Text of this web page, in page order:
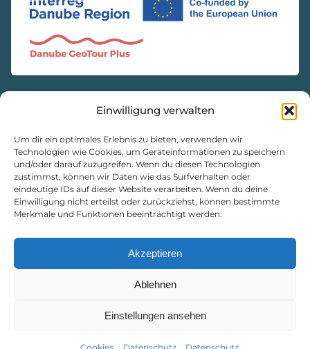
Einwilligung verwalten
Um dir ein optimales Erlebnis zu bieten, verwenden wir
Technologien wie Cookies, um Geräteinformationen zu speichern
und/oder darauf zuzugreifen. Wenn du diesen Technologien
zustimmst, können wir Daten wie das Surfverhalten oder
eindeutige IDs auf dieser Website verarbeiten. Wenn du deine
Einwilligung nicht erteilst oder zurückziehst, können bestimmte
Merkmale und Funktionen beeinträchtigt werden.
Akzeptieren
Ablehnen
Einstellungen ansehen
Natur- und Geopark Steirische Eisenwurzen GmbH
8933 St. Gallen, Markt 35
+43 3632 7714
naturpark@eisenwurzen.com
www.eisenwurzen.com
Datenschutz|Cookie-Richtlinie